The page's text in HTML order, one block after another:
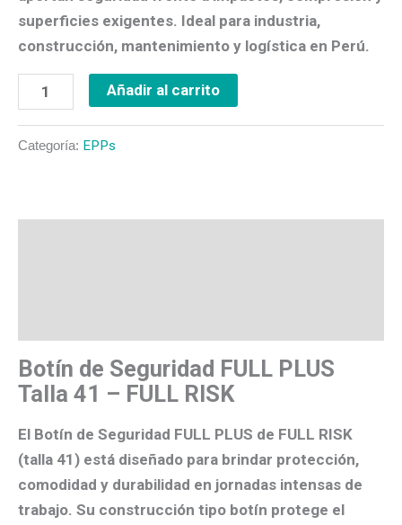
superficies exigentes. Ideal para industria,
construcción, mantenimiento y logística en Perú.
Añadir al carrito
Categoría: EPPs
Botín de Seguridad FULL PLUS
Talla 41 – FULL RISK
El Botín de Seguridad FULL PLUS de FULL RISK
(talla 41) está diseñado para brindar protección,
comodidad y durabilidad en jornadas intensas de
trabajo. Su construcción tipo botín protege el